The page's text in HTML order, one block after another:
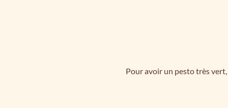
Pour avoir un pesto très